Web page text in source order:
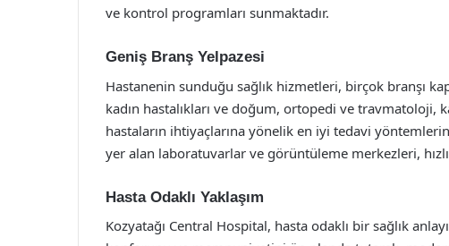
ve kontrol programları sunmaktadır.
Geniş Branş Yelpazesi
Hastanenin sunduğu sağlık hizmetleri, birçok branşı
kadın hastalıkları ve doğum, ortopedi ve
hastaların ihtiyaçlarına yönelik en iyi tedavi
yer alan laboratuvarlar ve görüntüleme merkezleri,
Hasta Odaklı Yaklaşım
Kozyatağı Central Hospital, hasta odaklı bir sağlık